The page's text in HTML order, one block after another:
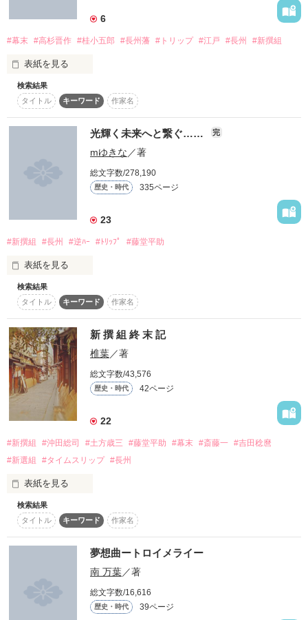
幕末 新選組 長州藩 歴史 土方 沖田 吉田 山崎
※悪口、中傷はご遠慮ください。
だけると嬉しいです♡
ぞよろしくお願いします！
☆感想やコメントいただけると嬉しいです(*´∀｀*)
☆ファン登録してくださった方々ありがとうございます！とっ
ても嬉しいです(；▽；)
作品を読む
新選組での私の運命は？
愛するということがこんなにも苦しいだなんて思わなかった。
あいしてしまったのよ。
あなたの事を。
私が裏切るのは、敵？それとも味方？
貴方かしら。
作品を読む
6
#幕末 #高杉晋作 #桂小五郎 #長州藩 #トリップ #江戸 #長州 #新撰組
表紙を見る
「綺麗……」
見とれた夕焼け。
いつもは……こんなのなんとも思わないのに、
つい口から出た言葉はこれ。
何故？
「……んだよ、こんなモン。俺がもっと綺麗な景色を見せてや
るのに」
嗚呼。
貴方のせい、か。
「でも」
「高杉さんと見る景色は」
「全て、」
――……綺麗です。
検索結果
タイトル
キーワード 作家名
光輝く未来へと繋ぐ…… 完
mゆきな／著
総文字数/278,190
歴史・時代 335ページ
23
#新撰組 #長州 #逆ﾊｰ #ﾄﾘｯﾌﾟ #藤堂平助
表紙を見る
陸上部所属の美輝。中学、高校と陸上に明け暮れる毎
日……。
合宿へ行く当日…寝坊して集合時間に遅れそうな美輝はダ
ッシュで家を出たが……
時間に気を取られ右折してくる車に気付かなかった……
目を開けると知らない土地………
✳︎歴史部門、最高1位頂きました。
宣伝してないのに……皆様ありがとうございますm(._.)m
作品を読む
検索結果
タイトル
キーワード 作家名
新 撰 組 終 末 記
椎葉／著
総文字数/43,576
歴史・時代 42ページ
22
#新撰組 #沖田総司 #土方歳三 #藤堂平助 #幕末 #斎藤一 #吉田稔麿
#新選組
#タイムスリップ #長州
表紙を見る
時は幕末。
夜を駆け巡り、ひらりと翻る 浅葱色の羽織。
新選組と名乗る彼らは、尊王攘夷の志士に刀を振り翳す。
検索結果
タイトル
キーワード 作家名
夢想曲ートロイメライー
南 万葉／著
総文字数/16,616
歴史・時代 39ページ